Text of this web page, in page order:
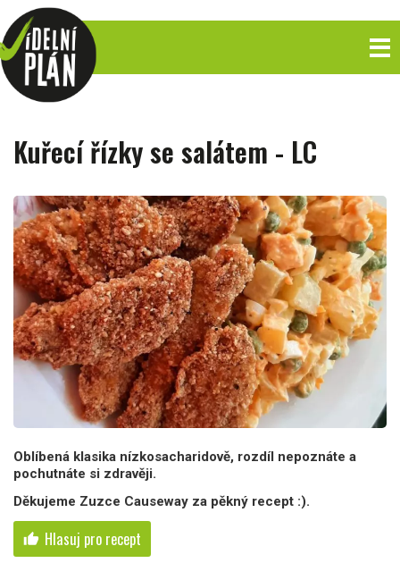
Kuřecí řízky se salátem - LC
Oblíbená klasika nízkosacharidově, rozdíl nepoznáte a
pochutnáte si zdravěji.
Děkujeme Zuzce Causeway za pěkný recept :).
thumb_up Hlasuj pro recept